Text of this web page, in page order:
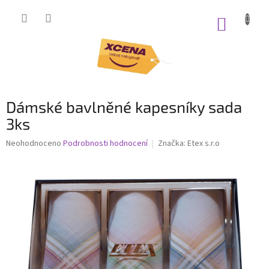
Dámské bavlněné kapesníky sada
3ks
Průměrné
hvězdiček.
Neohodnoceno Podrobnosti hodnocení Značka: Etex s.r.o